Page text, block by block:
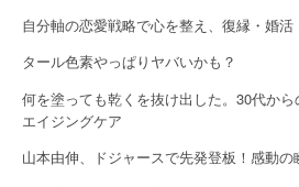
自分軸の恋愛戦略で心を整え、復縁・婚活
タール色素やっぱりヤバいかも？
何を塗っても乾くを抜け出した。30代か
エイジングケア
山本由伸、ドジャースで先発登板！感動の